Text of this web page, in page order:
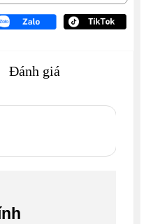
Đánh giá